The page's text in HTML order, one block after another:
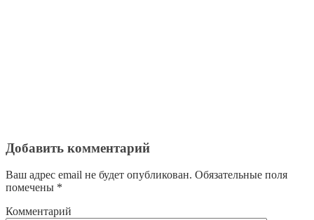
Добавить комментарий
Ваш адрес email не будет опубликован. Обязательные поля
помечены *
Комментарий